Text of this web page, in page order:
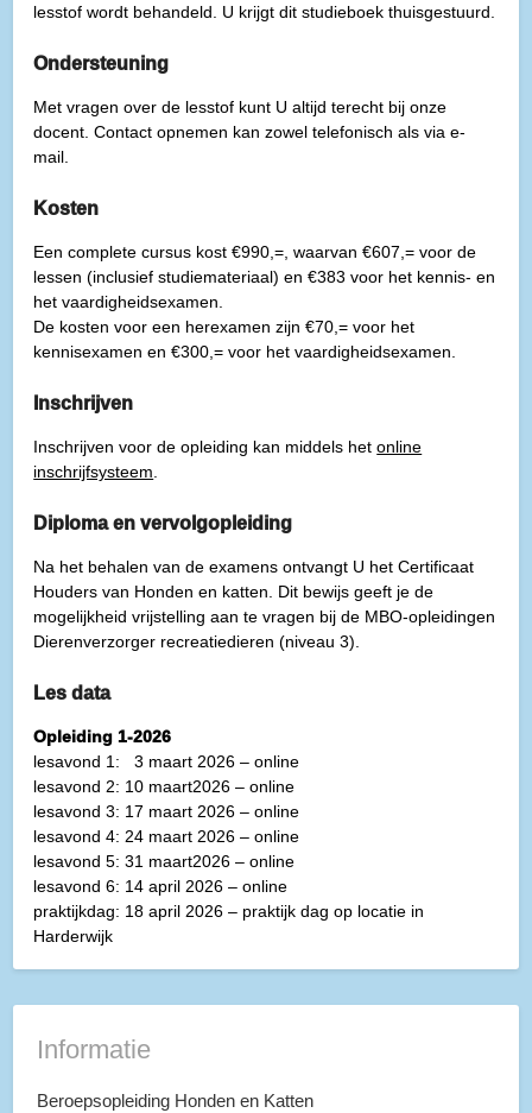
lesstof wordt behandeld. U krijgt dit studieboek thuisgestuurd.
Ondersteuning
Met vragen over de lesstof kunt U altijd terecht bij onze
docent. Contact opnemen kan zowel telefonisch als via e-
mail.
Kosten
Een complete cursus kost €990,=, waarvan €607,= voor de
lessen (inclusief studiemateriaal) en €383 voor het kennis- en
het vaardigheidsexamen.
De kosten voor een herexamen zijn €70,= voor het
kennisexamen en €300,= voor het vaardigheidsexamen.
Inschrijven
Inschrijven voor de opleiding kan middels hetonline
inschrijfsysteem
Diploma en vervolgopleiding
Na het behalen van de examens ontvangt U het Certificaat
Houders van Honden en katten. Dit bewijs geeft je de
mogelijkheid vrijstelling aan te vragen bij de MBO-opleidingen
Dierenverzorger recreatiedieren (niveau 3).
Les data
Opleiding 1-2026
lesavond 1: 3 maart 2026 – online
lesavond 2: 10 maart2026 – online
lesavond 3: 17 maart 2026 – online
lesavond 4: 24 maart 2026 – online
lesavond 5: 31 maart2026 – online
lesavond 6: 14 april 2026 – online
praktijkdag: 18 april 2026 – praktijk dag op locatie in
Harderwijk
Informatie
Beroepsopleiding Honden en Katten